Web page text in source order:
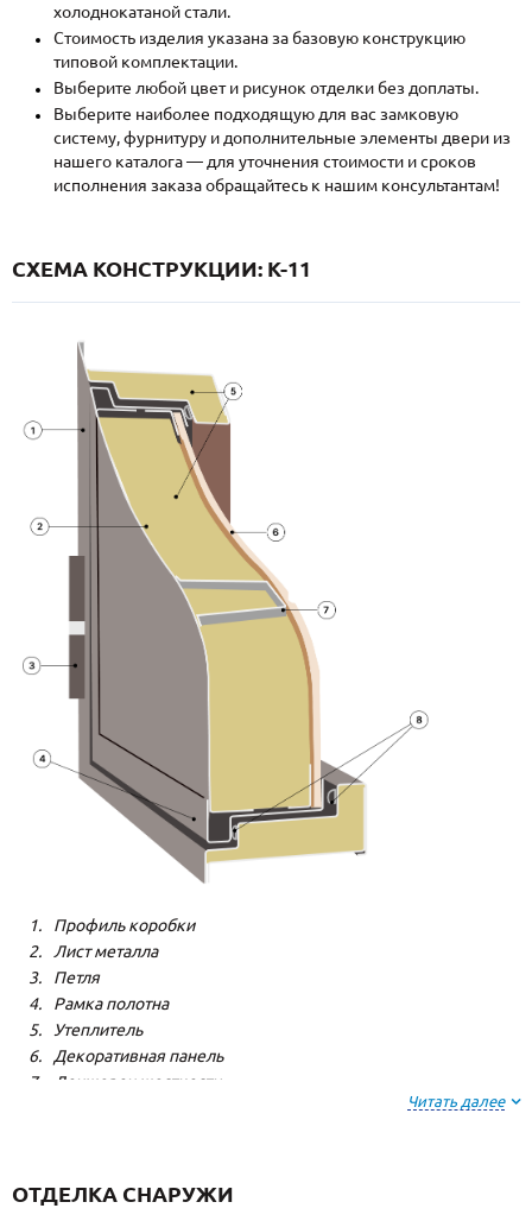
INFO@META-M.RU
ЗАПРОСИТЬ РАСЧЕТ
Каталог Распродажа Как купить
Записаться на замер
холоднокатаной стали.
Стоимость изделия указана за базовую конструкцию
типовой комплектации.
Выберите любой цвет и рисунок отделки без доплаты.
Выберите наиболее подходящую для вас замковую
систему, фурнитуру и дополнительные элементы двери из
нашего каталога — для уточнения стоимости и сроков
исполнения заказа обращайтесь к нашим консультантам!
СХЕМА КОНСТРУКЦИИ: K-11
Профиль коробки
Лист металла
Петля
Рамка полотна
Утеплитель
Декоративная панель
Лонжерон жесткости
Читать далее
ОТДЕЛКА СНАРУЖИ